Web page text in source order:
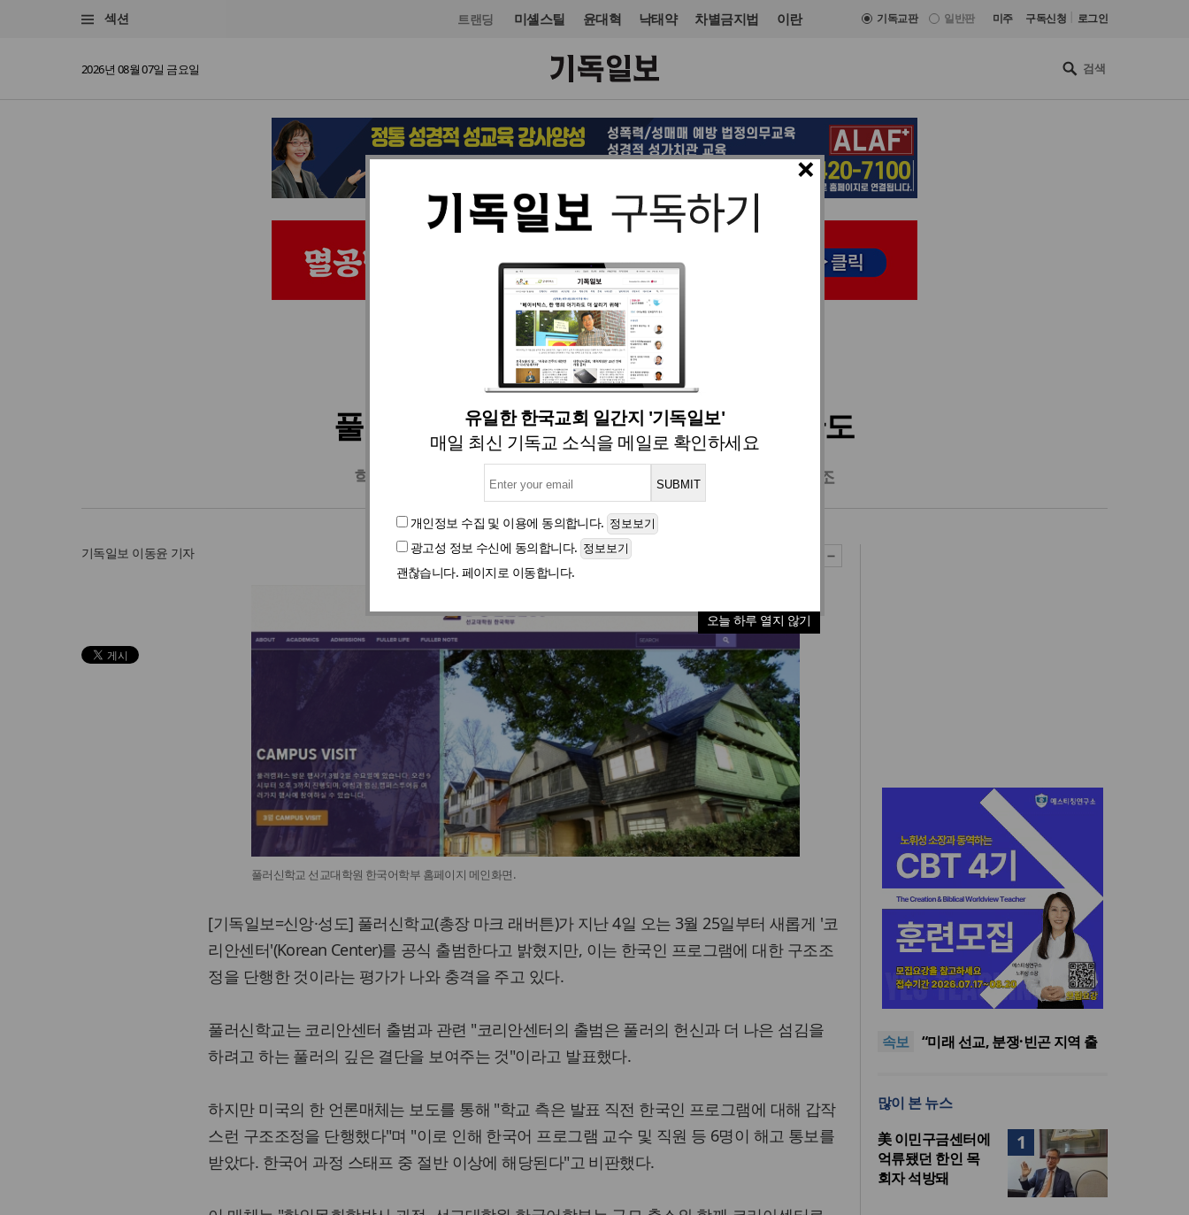
섹션 트랜딩 미셸스틸 윤대혁 낙태약 차별금지법 이란 기독교판 일반판 미주 구독신청 로그인
2026년 08월 07일 금요일
×
유일한 한국교회 일간지 '기독일보'
매일 최신 기독교 소식을 메일로 확인하세요
개인정보 수집 및 이용에 동의합니다.
광고성 정보 수신에 동의합니다.
괜찮습니다. 페이지로 이동합니다.
오늘 하루 열지 않기
교회일반 교회 입력 2016. 02. 11 14:48
풀러신학교, '코리언센터' 출범…논란도
학교 측 "일방적인 구조조정 아닌 충분한 대화·논의 거쳤다" 강조
기독일보 이동윤 기자
풀러신학교 선교대학원 한국어학부 홈페이지 메인화면.
[기독일보=신앙·성도] 풀러신학교(총장 마크 래버튼)가 지난 4일 오는 3월 25일부터 새롭게 '코
리안센터'(Korean Center)를 공식 출범한다고 밝혔지만, 이는 한국인 프로그램에 대한 구조조
정을 단행한 것이라는 평가가 나와 충격을 주고 있다.
풀러신학교는 코리안센터 출범과 관련 "코리안센터의 출범은 풀러의 헌신과 더 나은 섬김을
하려고 하는 풀러의 깊은 결단을 보여주는 것"이라고 발표했다.
하지만 미국의 한 언론매체는 보도를 통해 "학교 측은 발표 직전 한국인 프로그램에 대해 갑작
스런 구조조정을 단행했다"며 "이로 인해 한국어 프로그램 교수 및 직원 등 6명이 해고 통보를
받았다. 한국어 과정 스태프 중 절반 이상에 해당된다"고 비판했다.
속보
[최원호 목사의 영혼의 양식 63]
말씀은 같은데 왜 열매는 다를
美 이민구금센터에 억류됐던
“미사일 속에서도 복음은 전해
“미래 선교, 분쟁·빈곤 지역 출
발
말씀은 같은데 왜 열매는 다를
美 이민구금센터에 억류됐던
한인 목회자 석방돼
많이 본 뉴스
1
美 이민구금센터에
억류됐던 한인 목
회자 석방돼